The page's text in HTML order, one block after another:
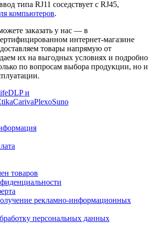
типа RJ11 соседствует с RJ45,
компьютеров.
заказать у нас — в
интернет-магазине
товары напрямую от
их на выгодных условиях и подробно
по вопросам выбора продукции, но и
DLP и
CarivaPlexoSuno
товаров
рекламно-информационных
персональных данных